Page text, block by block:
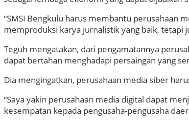
“SMSI Bengkulu harus membantu perusahaan
memproduksi karya jurnalistik yang baik, tetapi
Teguh mengatakan, dari pengamatannya
dapat bertahan menghadapi persaingan yang
Dia mengingatkan, perusahaan media siber
“Saya yakin perusahaan media digital dapat
kesempatan kepada pengusaha-pengusaha